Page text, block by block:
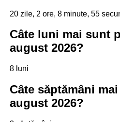
20 zile, 2 ore, 8 minute, 55
Câte luni mai sunt
august 2026?
8 luni
Câte săptămâni
august 2026?